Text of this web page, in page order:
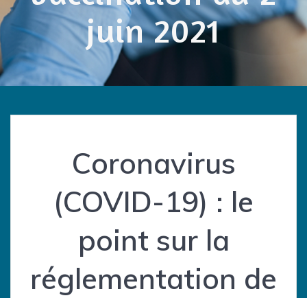
juin 2021
Coronavirus
(COVID-19) : le
point sur la
réglementation de